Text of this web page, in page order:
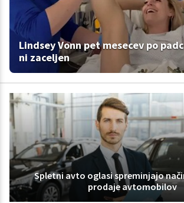
Lindsey Vonn pet mesecev po
ni zaceljen
Spletni avto oglasi spreminjajo
prodaje avtomobilov